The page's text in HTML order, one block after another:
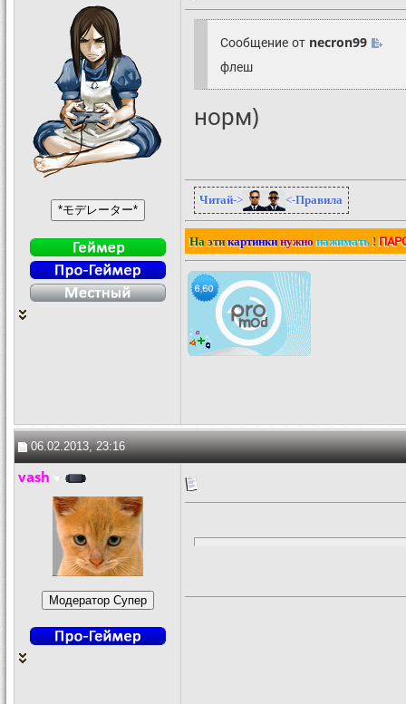
Сообщение от necron99
флеш
норм)
Читай-> <-Правила
На этикартинки нужно нажимать !
06.02.2013, 23:16
vash